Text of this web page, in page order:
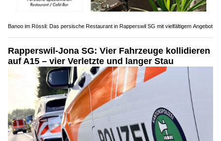
Banoo im Rössli: Das persische Restaurant in Rapperswil SG mit vielfältigem Angebot
Rapperswil-Jona SG: Vier Fahrzeuge kollidieren
auf A15 – vier Verletzte und langer Stau